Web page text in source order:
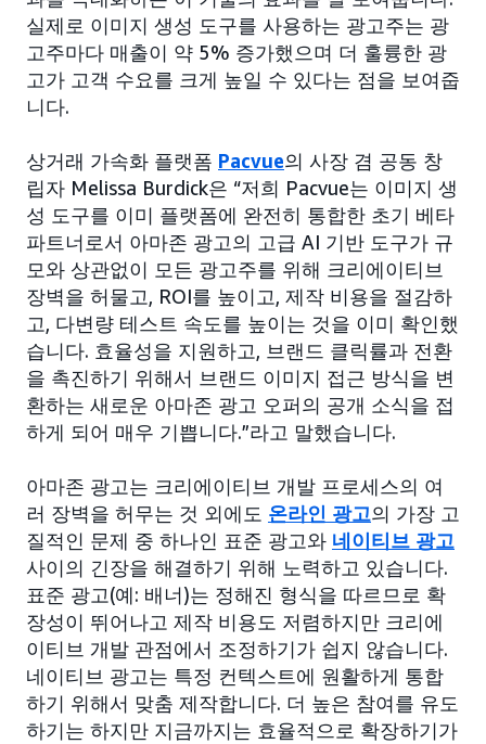
실제로 이미지 생성 도구를 사용하는 광고주는 광
고주마다 매출이 약 5% 증가했으며 더 훌륭한 광
고가 고객 수요를 크게 높일 수 있다는 점을 보여줍
니다.
상거래 가속화 플랫폼 Pacvue의 사장 겸 공동 창
립자 Melissa Burdick은 “저희 Pacvue는 이미지 생
성 도구를 이미 플랫폼에 완전히 통합한 초기 베타
파트너로서 아마존 광고의 고급 AI 기반 도구가 규
모와 상관없이 모든 광고주를 위해 크리에이티브
장벽을 허물고, ROI를 높이고, 제작 비용을 절감하
고, 다변량 테스트 속도를 높이는 것을 이미 확인했
습니다. 효율성을 지원하고, 브랜드 클릭률과 전환
을 촉진하기 위해서 브랜드 이미지 접근 방식을 변
환하는 새로운 아마존 광고 오퍼의 공개 소식을 접
하게 되어 매우 기쁩니다.”라고 말했습니다.
아마존 광고는 크리에이티브 개발 프로세스의 여
러 장벽을 허무는 것 외에도 온라인 광고의 가장 고
질적인 문제 중 하나인 표준 광고와 네이티브 광고
사이의 긴장을 해결하기 위해 노력하고 있습니다.
표준 광고(예: 배너)는 정해진 형식을 따르므로 확
장성이 뛰어나고 제작 비용도 저렴하지만 크리에
이티브 개발 관점에서 조정하기가 쉽지 않습니다.
네이티브 광고는 특정 컨텍스트에 원활하게 통합
하기 위해서 맞춤 제작합니다. 더 높은 참여를 유도
하기는 하지만 지금까지는 효율적으로 확장하기가